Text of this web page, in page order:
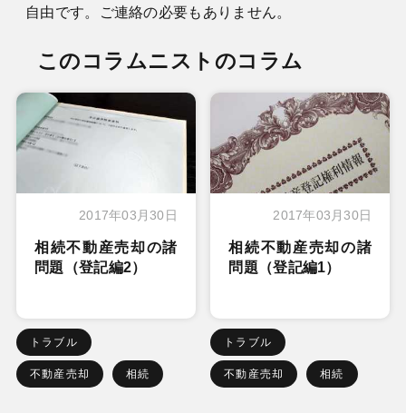
自由です。ご連絡の必要もありません。
このコラムニストのコラム
2017年03月30日
相続不動産売却の諸
問題（登記編2）
トラブル
不動産売却 相続
2017年03月30日
相続不動産売却の諸
問題（登記編1）
トラブル
不動産売却 相続